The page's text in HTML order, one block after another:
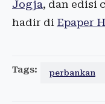
Jogja, dan edisi
hadir di Epaper
Tags: perbankan